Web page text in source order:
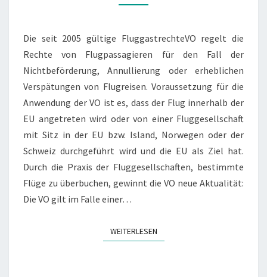
VERSPÄTUNG
AUSFALL
STEHT
AUCH
PAUSCHALREISENDEN
ZU.
Die seit 2005 gültige FluggastrechteVO regelt die
Rechte von Flugpassagieren für den Fall der
Nichtbeförderung, Annullierung oder erheblichen
Verspätungen von Flugreisen. Voraussetzung für die
Anwendung der VO ist es, dass der Flug innerhalb der
EU angetreten wird oder von einer Fluggesellschaft
mit Sitz in der EU bzw. Island, Norwegen oder der
Schweiz durchgeführt wird und die EU als Ziel hat.
Durch die Praxis der Fluggesellschaften, bestimmte
Flüge zu überbuchen, gewinnt die VO neue Aktualität:
Die VO gilt im Falle einer…
WEITERLESENWEITERLESEN